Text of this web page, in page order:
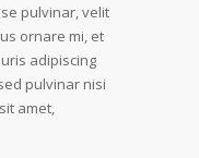
pulvinar, velit
ornare mi, et
adipiscing
pulvinar nisi
amet,